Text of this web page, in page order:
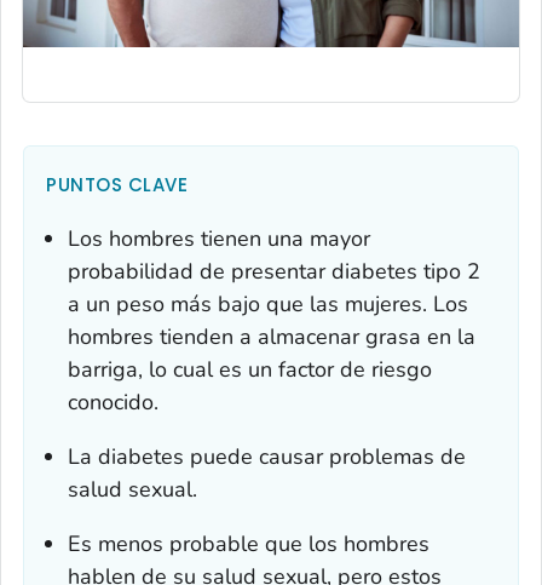
PUNTOS CLAVE
Los hombres tienen una mayor
probabilidad de presentar diabetes tipo 2
a un peso más bajo que las mujeres. Los
hombres tienden a almacenar grasa en la
barriga, lo cual es un factor de riesgo
conocido.
La diabetes puede causar problemas de
salud sexual.
Es menos probable que los hombres
hablen de su salud sexual, pero estos